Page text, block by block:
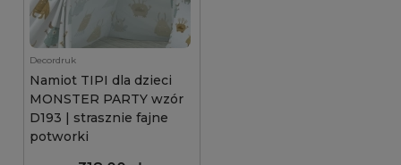
Decordruk
Namiot TIPI dla dzieci
MONSTER PARTY wzór
D193 | strasznie fajne
potworki